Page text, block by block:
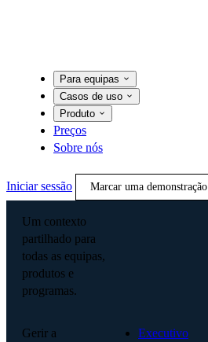
Para equipas
Casos de uso
Produto
Preços
Sobre nós
Iniciar sessão Marcar uma demonstração
Um contexto
partilhado para
todas as equipas,
produtos e
programas.
Gerir a
Executivo